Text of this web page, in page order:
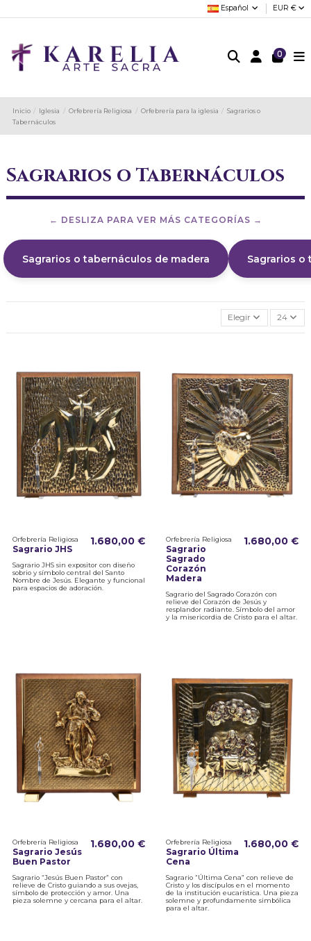
Español EUR €
0
Inicio Iglesia Orfebrería Religiosa Orfebrería para la iglesia
Sagrarios o
Tabernáculos
Sagrarios o Tabernáculos
Sagrarios o tabernáculos de madera Sagrarios o
Elegir 24
Orfebrería Religiosa
Sagrario JHS
1.680,00 €
Sagrario JHS sin expositor con diseño
sobrio y símbolo central del Santo
Nombre de Jesús. Elegante y funcional
para espacios de adoración.
Orfebrería Religiosa
Sagrario
Sagrado
Corazón
Madera
1.680,00 €
Sagrario del Sagrado Corazón con
relieve del Corazón de Jesús y
resplandor radiante. Símbolo del amor
y la misericordia de Cristo para el altar.
Orfebrería Religiosa
Sagrario Jesús
Buen Pastor
1.680,00 €
Sagrario “Jesús Buen Pastor” con
relieve de Cristo guiando a sus ovejas,
símbolo de protección y amor. Una
pieza solemne y cercana para el altar.
Orfebrería Religiosa
Sagrario Última
Cena
1.680,00 €
Sagrario “Última Cena” con relieve de
Cristo y los discípulos en el momento
de la institución eucarística. Una pieza
solemne y profundamente simbólica
para el altar.